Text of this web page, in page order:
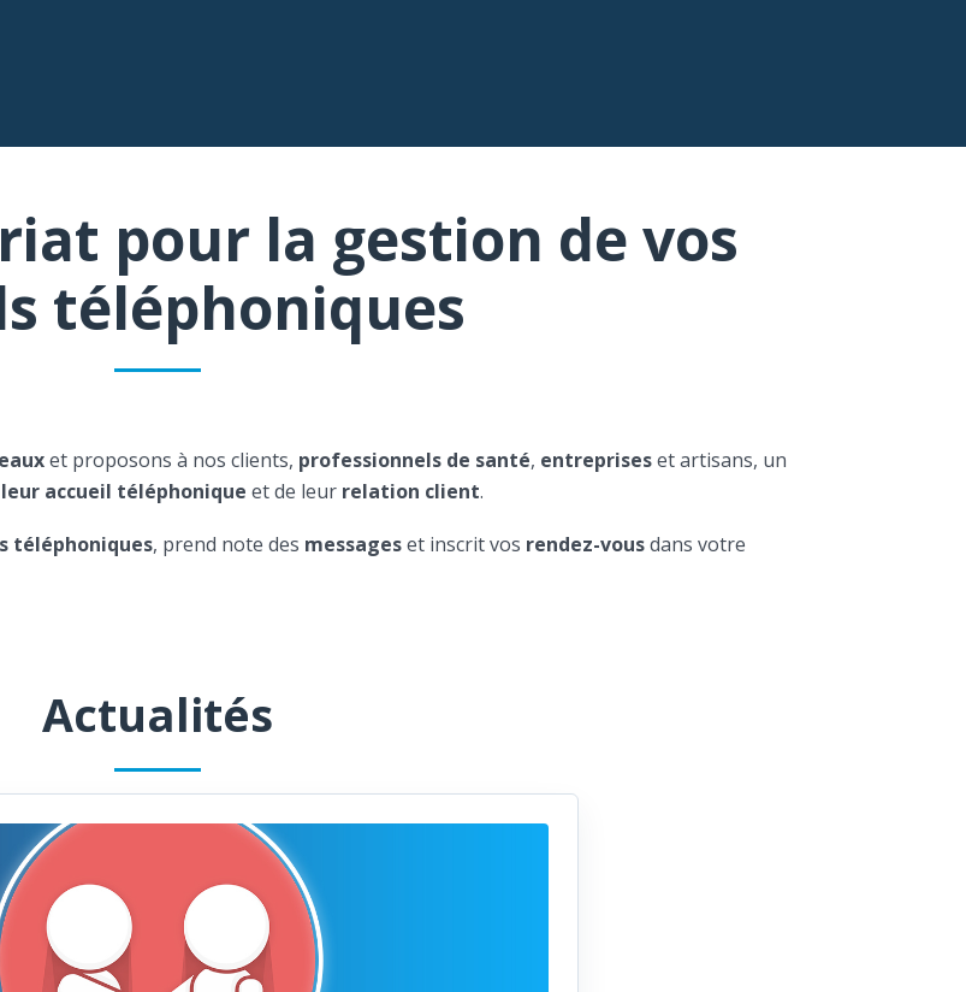
pour la gestion de vos
téléphoniques
et proposons à nos clients, professionnels de santé, entrepriseset artisans, un
accueil téléphonique et de leur relation client.
téléphoniques, prend note des messageset inscrit vos rendez-vousdans votre
Actualités